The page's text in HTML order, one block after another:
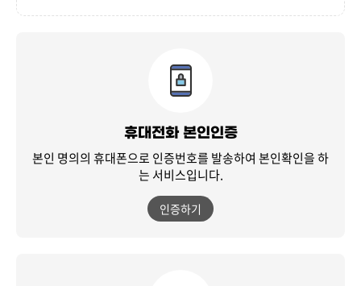
휴대전화 본인인증
본인 명의의 휴대폰으로 인증번호를 발송하여 본인확인을 하
는 서비스입니다.
인증하기